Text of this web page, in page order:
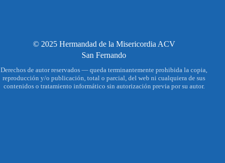
© 2025 Hermandad de la Misericordia ACV
San Fernando
Derechos de autor reservados — queda terminantemente prohibida la copia,
reproducción y/o publicación, total o parcial, del web ni cualquiera de sus
contenidos o tratamiento informático sin autorización previa por su autor.